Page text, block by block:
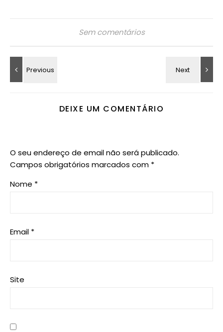
Sem comentários
DEIXE UM COMENTÁRIO
O seu endereço de email não será publicado.
Campos obrigatórios marcados com *
Nome *
Email *
Site